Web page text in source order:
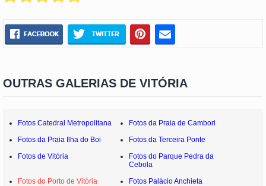
OUTRAS GALERIAS DE VITÓRIA
Fotos Catedral Metropolitana
Fotos da Praia de Cambori
Fotos da Praia Ilha do Boi
Fotos da Terceira Ponte
Fotos de Vitória
Fotos do Parque Pedra da
Cebola
Fotos do Porto de Vitória
Fotos Palácio Anchieta